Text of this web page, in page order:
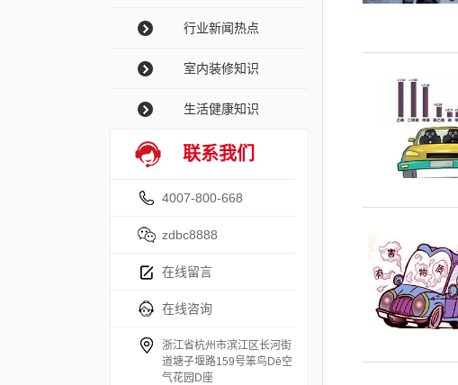
行业新闻热点
室内装修知识
生活健康知识
联系我们
4007-800-668
zdbc8888
在线留言
在线咨询
浙江省杭州市滨江区长河街
道塘子堰路159号笨鸟Dē空
气花园D座